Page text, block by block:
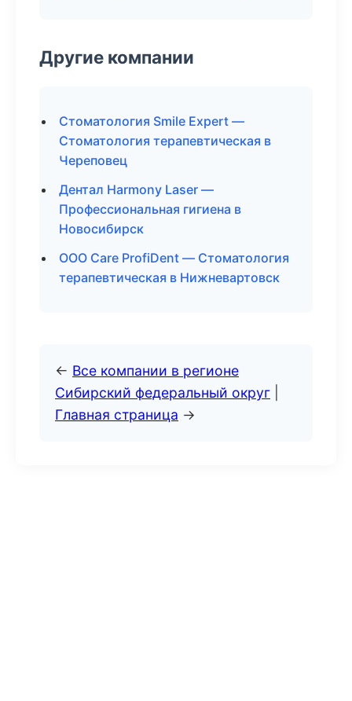
Другие компании
Стоматология Smile Expert —
Стоматология терапевтическая в
Череповец
Дентал Harmony Laser —
Профессиональная гигиена в
Новосибирск
ООО Care ProfiDent — Стоматология
терапевтическая в Нижневартовск
← Все компании в регионе
Сибирский федеральный округ
Главная страница →